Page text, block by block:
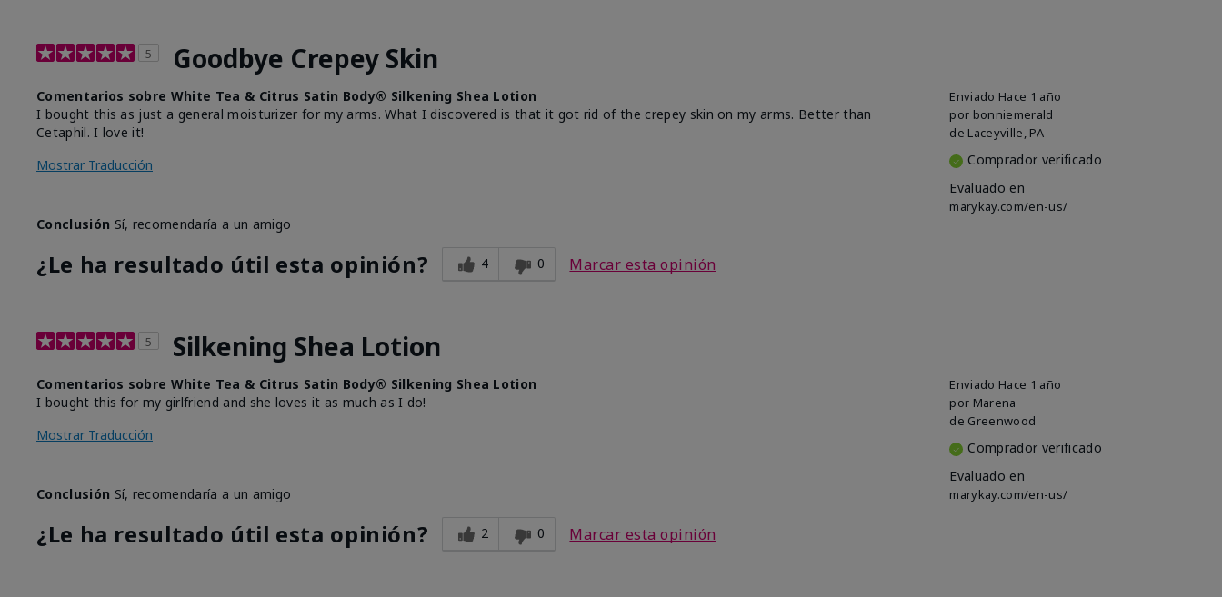
5 Goodbye Crepey Skin
Enviado Hace 1 año
por bonniemerald
de Laceyville, PA
Comprador verificado
Evaluado en
marykay.com/en-us/
Comentarios sobre White Tea & Citrus Satin Body® Silkening Shea Lotion
I bought this as just a general moisturizer for my arms. What I discovered is that it got rid of the crepey skin on my arms. Better than
Cetaphil. I love it!
Mostrar Traducción
Conclusión Sí, recomendaría a un amigo
¿Le ha resultado útil esta opinión? 4 0 Marcar esta opinión
5 Silkening Shea Lotion
Enviado Hace 1 año
por Marena
de Greenwood
Comprador verificado
Evaluado en
marykay.com/en-us/
Comentarios sobre White Tea & Citrus Satin Body® Silkening Shea Lotion
I bought this for my girlfriend and she loves it as much as I do!
Mostrar Traducción
Conclusión Sí, recomendaría a un amigo
¿Le ha resultado útil esta opinión? 2 0 Marcar esta opinión